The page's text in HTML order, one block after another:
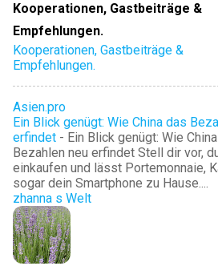
Kooperationen, Gastbeiträge &
Empfehlungen.
Kooperationen, Gastbeiträge &
Empfehlungen.
Asien.pro
Ein Blick genügt: Wie China das
erfindet - Ein Blick genügt: Wie
Bezahlen neu erfindet Stell dir vor,
einkaufen und lässt Portemonnaie,
sogar dein Smartphone zu Hause....
zhanna s Welt